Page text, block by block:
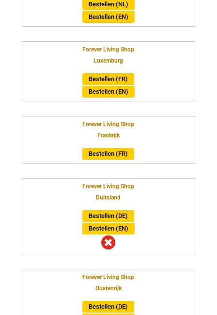
Bestellen (NL)
Bestellen (EN)
Forever Living Shop
Luxemburg
Bestellen (FR)
Bestellen (EN)
Forever Living Shop
Frankrijk
Bestellen (FR)
Forever Living Shop
Duitsland
Bestellen (DE)
Bestellen (EN)

Forever Living Shop
Oostenrijk
Bestellen (DE)